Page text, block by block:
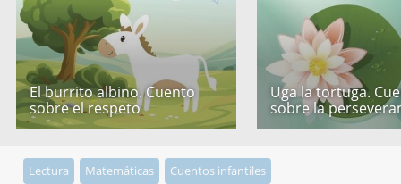
El burrito albino. Cuento
sobre el respeto
Uga la tortuga.
sobre la
Lectura Matemáticas
Cuentos infantiles